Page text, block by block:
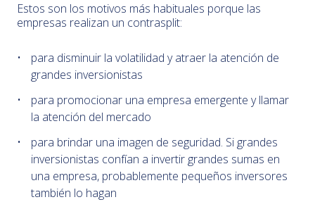
Estos son los motivos más habituales porque las
empresas realizan un contrasplit:
para disminuir la volatilidad y atraer la atención de
grandes inversionistas
para promocionar una empresa emergente y llamar
la atención del mercado
para brindar una imagen de seguridad. Si grandes
inversionistas confían a invertir grandes sumas en
una empresa, probablemente pequeños inversores
también lo hagan